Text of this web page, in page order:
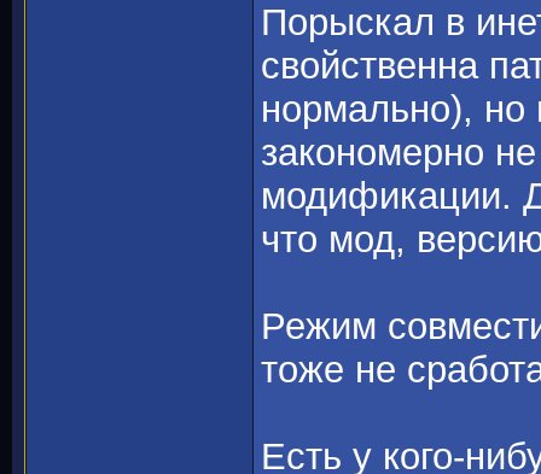
Порыскал в
свойственна
нормально),
закономерно
модификации.
что мод,
Режим
тоже не
Есть у кого-